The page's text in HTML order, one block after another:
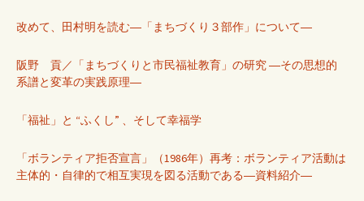
改めて、田村明を読む―「まちづくり３部作」について―
阪野 貢／「まちづくりと市民福祉教育」の研究 ―その思想的
系譜と変革の実践原理―
「福祉」と “ふくし” 、そして幸福学
「ボランティア拒否宣言」（1986年）再考：ボランティア活動は
主体的・自律的で相互実現を図る活動である―資料紹介―